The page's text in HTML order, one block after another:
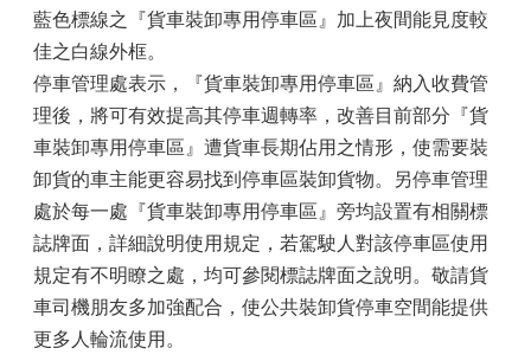
藍色標線之『貨車裝卸專用停車區』加上夜間能見度較
佳之白線外框。
停車管理處表示，『貨車裝卸專用停車區』納入收費管
理後，將可有效提高其停車週轉率，改善目前部分『貨
車裝卸專用停車區』遭貨車長期佔用之情形，使需要裝
卸貨的車主能更容易找到停車區裝卸貨物。另停車管理
處於每一處『貨車裝卸專用停車區』旁均設置有相關標
誌牌面，詳細說明使用規定，若駕駛人對該停車區使用
規定有不明瞭之處，均可參閱標誌牌面之說明。敬請貨
車司機朋友多加強配合，使公共裝卸貨停車空間能提供
更多人輪流使用。